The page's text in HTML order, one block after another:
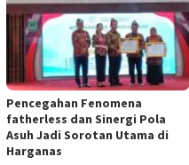
Pencegahan Fenomena
fatherless dan Sinergi Pola
Asuh Jadi Sorotan Utama di
Harganas